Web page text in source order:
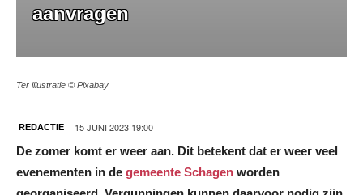
aanvragen
Ter illustratie © Pixabay
REDACTIE 15 JUNI 2023 19:00
De zomer komt er weer aan. Dit betekent dat er weer veel
evenementen in de gemeente Schagen worden